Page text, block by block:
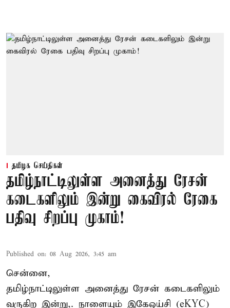
தமிழக செய்திகள்
தமிழ்நாட்டிலுள்ள அனைத்து ரேசன்
கடைகளிலும் இன்று கைவிரல் ரேகை
பதிவு சிறப்பு முகாம்!
Published on: 08 Aug 2026, 3:45 am
சென்னை,
தமிழ்நாட்டிலுள்ள அனைத்து ரேசன் கடைகளிலும்
வருகிற இன்று,. நாளையும் இகேஒய்சி (eKYC)